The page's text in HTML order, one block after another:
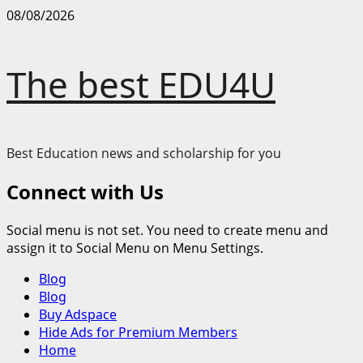
Skip
08/08/2026
The best EDU4U
Best Education news and scholarship for you
Connect with Us
Social menu is not set. You need to create menu and
assign it to Social Menu on Menu Settings.
Primary
Menu
Blog
Blog
Buy Adspace
Hide Ads for Premium Members
Home